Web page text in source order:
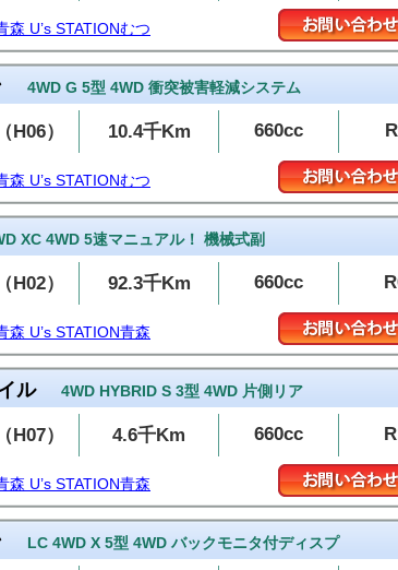
森 U’s STATIONむつ
4WD G 5型 4WD 衝突被害軽減システム
H06） 10.4千Km 660cc
森 U’s STATIONむつ
XC 4WD 5速マニュアル！ 機械式副
H02） 92.3千Km 660cc
森 U’s STATION青森
ル 4WD HYBRID S 3型 4WD 片側リア
H07） 4.6千Km 660cc
森 U’s STATION青森
LC 4WD X 5型 4WD バックモニタ付ディスプ